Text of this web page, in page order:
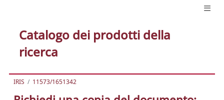
Catalogo dei prodotti della
ricerca
IRIS 11573/1651342